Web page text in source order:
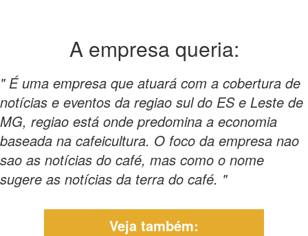
A empresa queria:
" É uma empresa que atuará com a cobertura de
notícias e eventos da regiao sul do ES e Leste de
MG, regiao está onde predomina a economia
baseada na cafeicultura. O foco da empresa nao
sao as notícias do café, mas como o nome
sugere as notícias da terra do café. "
Veja também: